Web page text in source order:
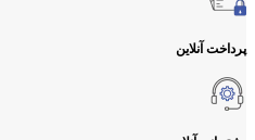
پرداخت آنلاین